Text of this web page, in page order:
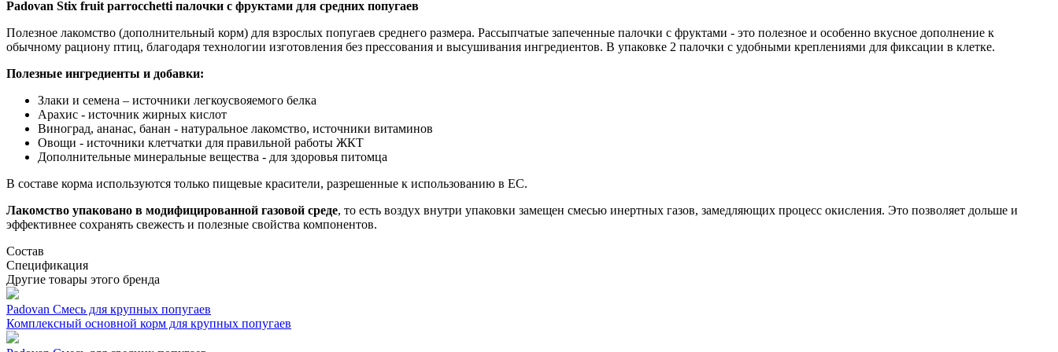
Padovan Stix fruit parrocchetti палочки с фруктами для средних попугаев
Полезное лакомство (дополнительный корм) для взрослых попугаев среднего размера. Рассыпчатые запеченные палочки с фруктами - это полезное и особенно вкусное дополнение к
обычному рациону птиц, благодаря технологии изготовления без прессования и высушивания ингредиентов. В упаковке 2 палочки с удобными креплениями для фиксации в клетке.
Полезные ингредиенты и добавки:
Злаки и семена – источники легкоусвояемого белка
Арахис - источник жирных кислот
Виноград, ананас, банан - натуральное лакомство, источники витаминов
Овощи - источники клетчатки для правильной работы ЖКТ
Дополнительные минеральные вещества - для здоровья питомца
В составе корма используются только пищевые красители, разрешенные к использованию в ЕС.
Лакомство упаковано в модифицированной газовой среде, то есть воздух внутри упаковки замещен смесью инертных газов, замедляющих процесс окисления. Это позволяет дольше и
эффективнее сохранять свежесть и полезные свойства компонентов.
Состав
Спецификация
Другие товары этого бренда
Padovan Смесь для крупных попугаев
Комплексный основной корм для крупных попугаев